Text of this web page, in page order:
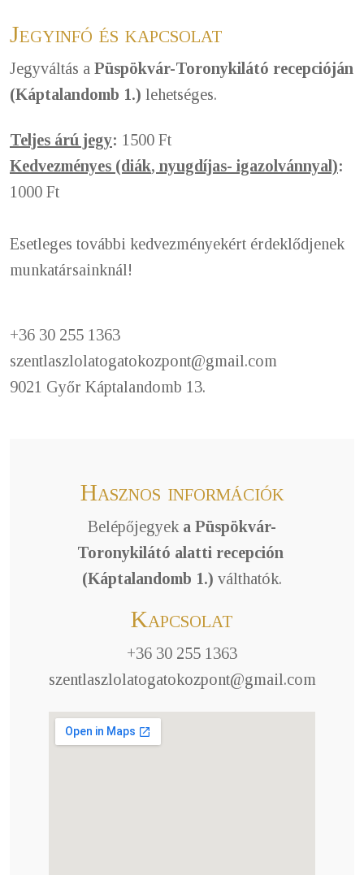
Jegyinfó és kapcsolat
Jegyváltás a Püspökvár-Toronykilátó recepcióján
(Káptalandomb 1.) lehetséges.
Teljes árú jegy: 1500 Ft
Kedvezményes (diák, nyugdíjas- igazolvánnyal):
1000 Ft
Esetleges további kedvezményekért érdeklődjenek
munkatársainknál!
+36 30 255 1363
szentlaszlolatogatokozpont@gmail.com
9021 Győr Káptalandomb 13.
Hasznos információk
Belépőjegyek a Püspökvár-
Toronykilátó alatti recepción
(Káptalandomb 1.) válthatók.
Kapcsolat
+36 30 255 1363
szentlaszlolatogatokozpont@gmail.com